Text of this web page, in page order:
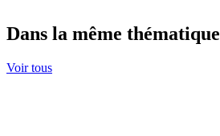
Dans la même thématique
Voir tous